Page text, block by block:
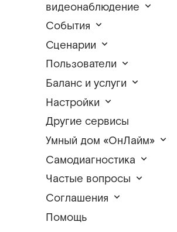
видеонаблюдение
События
Сценарии
Пользователи
Баланс и услуги
Настройки
Другие сервисы
Умный дом «ОнЛайм»
Самодиагностика
Частые вопросы
Соглашения
Помощь